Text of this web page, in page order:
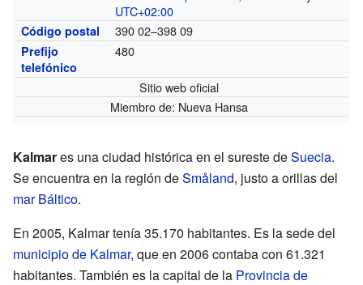
UTC+02:00
Código postal 390 02–398 09
Prefijo
telefónico
480
Sitio web oficial
Miembro de: Nueva Hansa
Kalmares una ciudad histórica en el sureste deSuecia.
Se encuentra en la región deSmåland, justo a orillas del
mar Báltico.
En 2005, Kalmar tenía 35.170 habitantes. Es la sede del
municipio de Kalmar, que en 2006 contaba con 61.321
habitantes. También es la capital de la Provincia de